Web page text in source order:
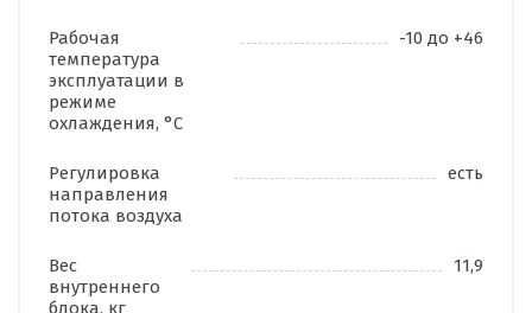
Рабочая
температура
эксплуатации в
режиме
охлаждения, °C
-10 до +46
Регулировка
направления
потока воздуха
есть
Вес
внутреннего
блока, кг
11,9